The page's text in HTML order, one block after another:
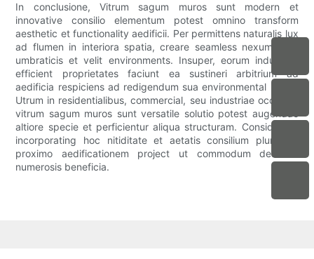
In conclusione, Vitrum sagum muros sunt modern et
innovative consilio elementum potest omnino transform
aesthetic et functionality aedificii. Per permittens naturalis lux
ad flumen in interiora spatia, creare seamless nexum inter
umbraticis et velit environments. Insuper, eorum industria-
efficient proprietates faciunt ea sustineri arbitrium ad
aedificia respiciens ad redigendum sua environmental ictum.
Utrum in residentialibus, commercial, seu industriae occasus,
vitrum sagum muros sunt versatile solutio potest augendae
altiore specie et perficientur aliqua structuram. Considerans
incorporating hoc nitiditate et aetatis consilium pluma in
proximo aedificationem project ut commodum de eius
numerosis beneficia.